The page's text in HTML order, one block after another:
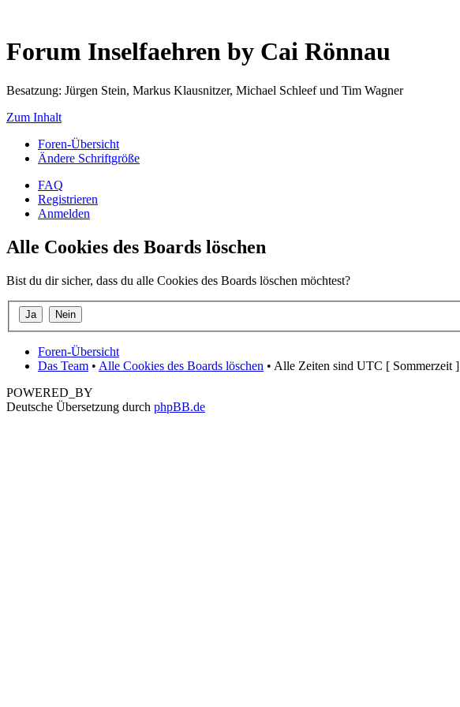
Forum Inselfaehren by Cai Rönnau
Besatzung: Jürgen Stein, Markus Klausnitzer, Michael Schleef und Tim Wagner
Zum Inhalt
Foren-Übersicht
Ändere Schriftgröße
FAQ
Registrieren
Anmelden
Alle Cookies des Boards löschen
Bist du dir sicher, dass du alle Cookies des Boards löschen möchtest?
Foren-Übersicht
Das Team • Alle Cookies des Boards löschen • Alle Zeiten sind UTC [ Sommerzeit ]
POWERED_BY
Deutsche Übersetzung durch phpBB.de